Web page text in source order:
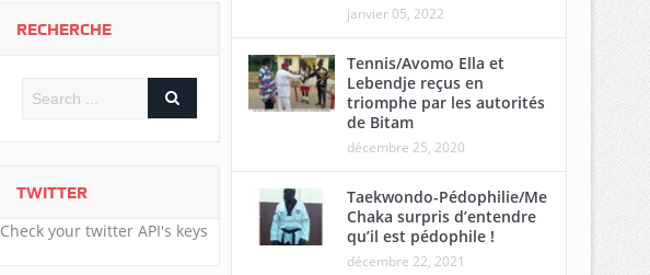
RECHERCHE
TWITTER
Check your twitter API's keys
janvier 05, 2022
Tennis/Avomo Ella et
Lebendje reçus en
triomphe par les autorités
de Bitam
décembre 25, 2020
Taekwondo-Pédophilie/Me
Chaka surpris d’entendre
qu’il est pédophile !
décembre 22, 2021